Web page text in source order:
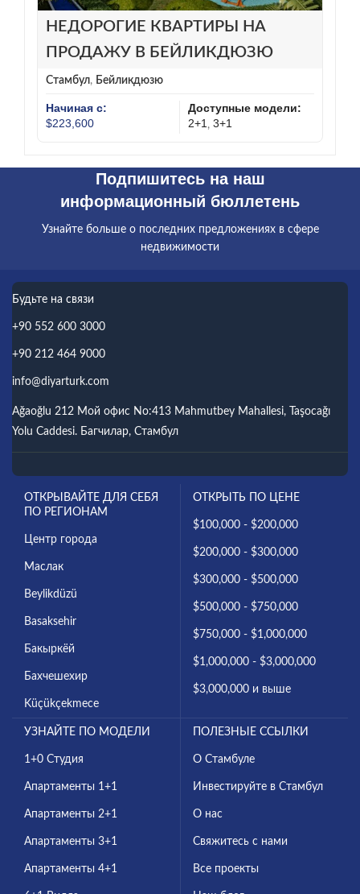
НЕДОРОГИЕ КВАРТИРЫ НА
ПРОДАЖУ В БЕЙЛИКДЮЗЮ
Стамбул, Бейликдюзю
Начиная с:
$223,600
Доступные модели:
2+1 , 3+1
Подпишитесь на наш
информационный бюллетень
Узнайте больше о последних предложениях в сфере
недвижимости
Будьте на связи
+90 552 600 3000
+90 212 464 9000
info@diyarturk.com
Ağaoğlu 212 Мой офис No:413 Mahmutbey Mahallesi, Taşocağı
Yolu Caddesi. Багчилар, Стамбул
ОТКРЫВАЙТЕ ДЛЯ СЕБЯ
ПО РЕГИОНАМ
Центр города
Маслак
Beylikdüzü
Basaksehir
Бакыркёй
Бахчешехир
Küçükçekmece
ОТКРЫТЬ ПО ЦЕНЕ
$100,000 - $200,000
$200,000 - $300,000
$300,000 - $500,000
$500,000 - $750,000
$750,000 - $1,000,000
$1,000,000 - $3,000,000
$3,000,000 и выше
УЗНАЙТЕ ПО МОДЕЛИ
1+0 Студия
Апартаменты 1+1
Апартаменты 2+1
Апартаменты 3+1
Апартаменты 4+1
ПОЛЕЗНЫЕ ССЫЛКИ
О Стамбуле
Инвестируйте в Стамбул
О нас
Свяжитесь с нами
Все проекты